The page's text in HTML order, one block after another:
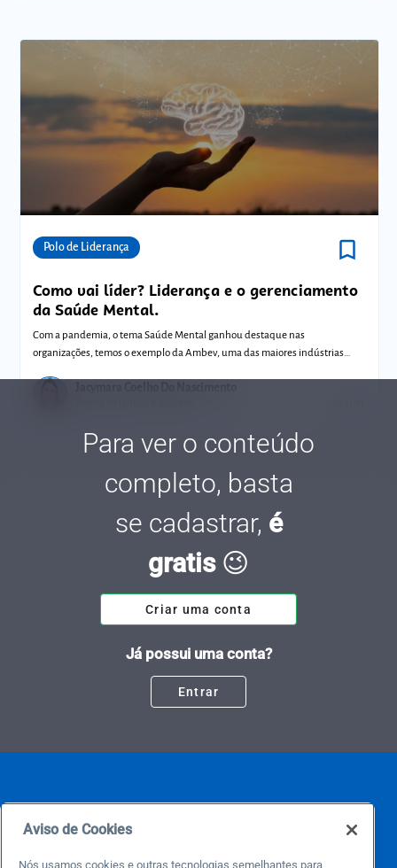
Polo de Liderança bookmark_border
Como vai líder? Liderança e o gerenciamento
da Saúde Mental.
Com a pandemia, o tema Saúde Mental ganhou destaque nas
organizações, temos o exemplo da Ambev, uma das maiores indústrias
Para ver o conteúdo
completo, basta
se cadastrar, é
gratis😉
Criar uma conta
Já possui uma conta?
Entrar
Aviso de Cookies
Nós usamos cookies e outras tecnologias semelhantes para